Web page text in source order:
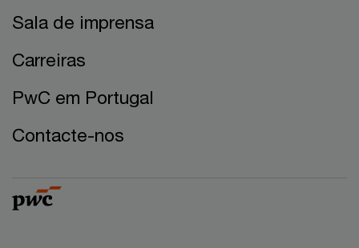
Sala de imprensa
Carreiras
PwC em Portugal
Contacte-nos